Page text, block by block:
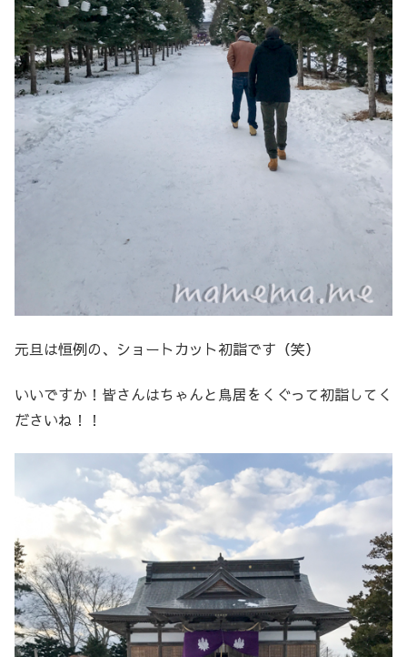
元旦は恒例の、ショートカット初詣です（笑）
いいですか！皆さんはちゃんと鳥居をくぐって初詣してく
ださいね！！